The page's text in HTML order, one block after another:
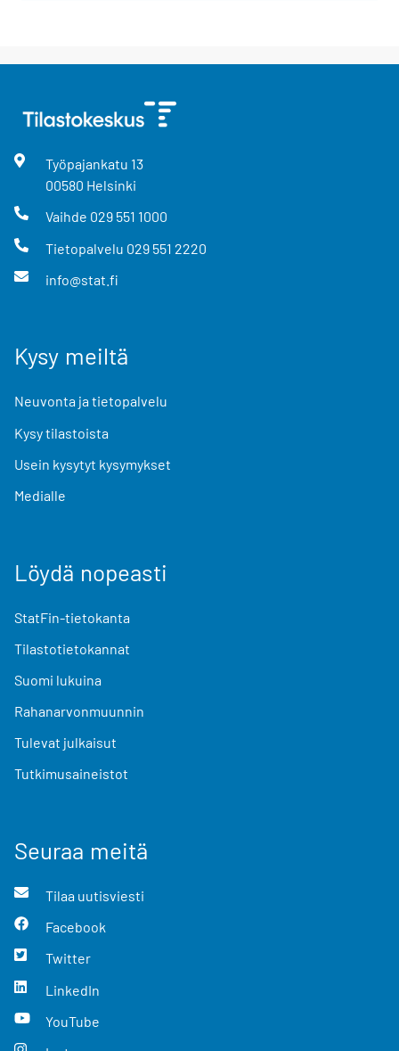
Työpajankatu 13
00580 Helsinki
Vaihde 029 551 1000
Tietopalvelu 029 551 2220
info@stat.fi
Kysy meiltä
Neuvonta ja tietopalvelu
Kysy tilastoista
Usein kysytyt kysymykset
Medialle
Löydä nopeasti
StatFin-tietokanta
Tilastotietokannat
Suomi lukuina
Rahanarvonmuunnin
Tulevat julkaisut
Tutkimusaineistot
Seuraa meitä
Tilaa uutisviesti
Facebook
Twitter
LinkedIn
YouTube